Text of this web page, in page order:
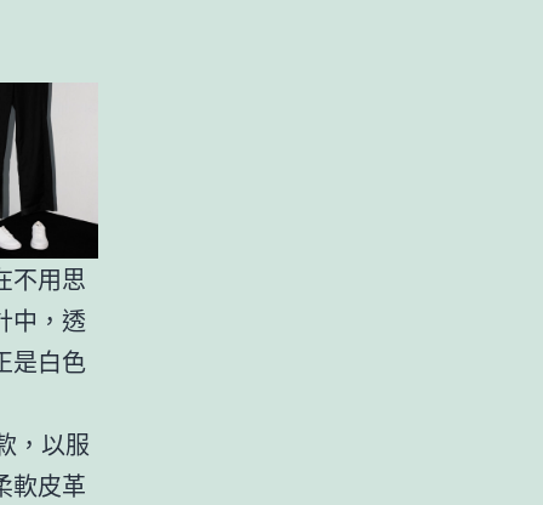
不用思
中，透
是白色
，以服
軟皮革